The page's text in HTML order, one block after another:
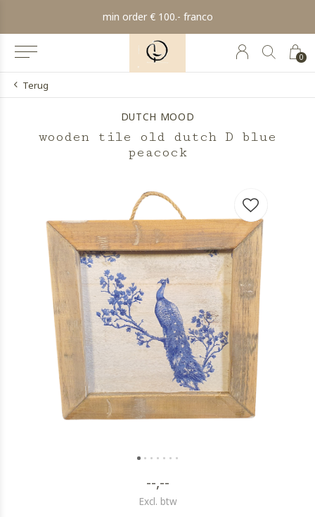
0
min order € 100.- franco
Terug
DUTCH MOOD
wooden tile old dutch D blue
peacock
--,--
Excl. btw